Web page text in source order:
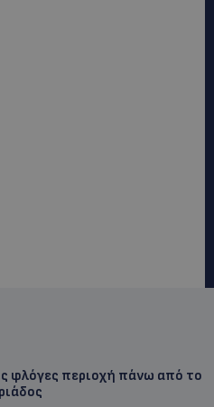
φλόγες περιοχή πάνω από το